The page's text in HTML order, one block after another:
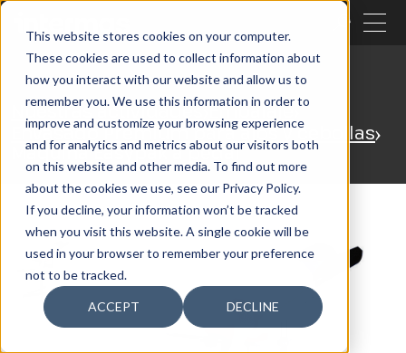
This website stores cookies on your computer.
These cookies are used to collect information about
how you interact with our website and allow us to
remember you. We use this information in order to
improve and customize your browsing experience
and for analytics and metrics about our visitors both
on this website and other media. To find out more
about the cookies we use, see our Privacy Policy.
If you decline, your information won’t be tracked
when you visit this website. A single cookie will be
used in your browser to remember your preference
not to be tracked.
ACCEPT DECLINE
BUSCAR
CERRAR
Nuestras actividades Embalaje
Envasado Premium para ajos y cebollas
Máquina Easypak a pedal